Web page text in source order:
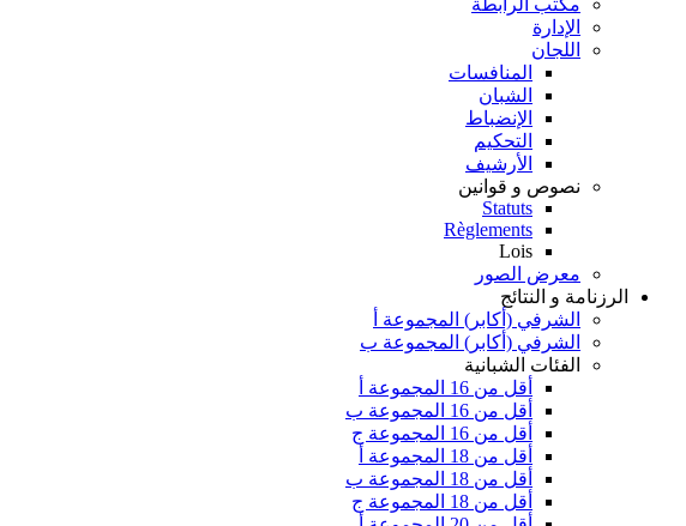
مكتب الرابطة
الإدارة
اللجان
المنافسات
الشبان
الإنضباط
التحكيم
الأرشيف
نصوص و قوانين
Statuts
Règlements
Lois
معرض الصور
الرزنامة و النتائج
الشرفي (أكابر) المجموعة أ
الشرفي (أكابر) المجموعة ب
الفئات الشبانية
أقل من 16 المجموعة أ
أقل من 16 المجموعة ب
أقل من 16 المجموعة ج
أقل من 18 المجموعة أ
أقل من 18 المجموعة ب
أقل من 18 المجموعة ج